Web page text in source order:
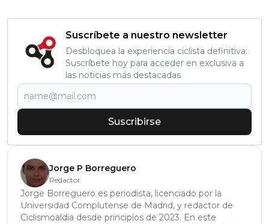
Suscríbete a nuestro newsletter
Desbloquea la experiencia ciclista definitiva:
Suscríbete hoy para acceder en exclusiva a
las noticias más destacadas
Suscribirse
Jorge P Borreguero
Redactor
Jorge Borreguero es periodista, licenciado por la
Universidad Complutense de Madrid, y redactor de
Ciclismoaldia desde principios de 2023. En este